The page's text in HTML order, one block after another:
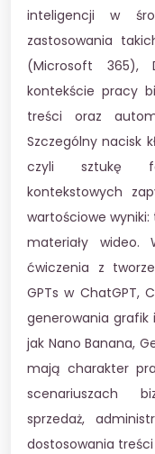
inteligencji w
zastosowania
(Microsoft 365),
kontekście pracy
treści oraz
Szczególny nacisk
czyli sztukę
kontekstowych
wartościowe wyniki:
materiały wideo.
ćwiczenia z
GPTs w ChatGPT,
generowania grafik
jak Nano Banana,
mają charakter
scenariuszach
sprzedaż,
dostosowania